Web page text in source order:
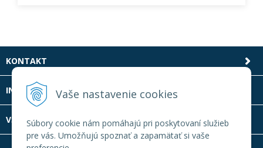
Vaše nastavenie cookies
Súbory cookie nám pomáhajú pri poskytovaní služieb
pre vás. Umožňujú spoznať a zapamätať si vaše
KONTAKT
INFOLINKA
VŠETKO O NÁKUPE